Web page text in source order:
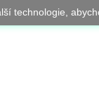
technologie,